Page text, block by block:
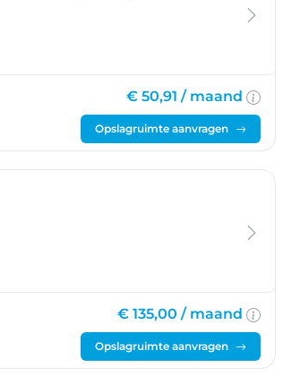
€ 50,91 / maand
Opslagruimte aanvragen
€ 135,00 / maand
Opslagruimte aanvragen